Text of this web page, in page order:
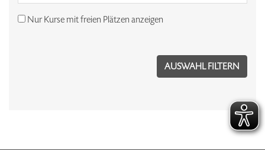
Nur Kurse mit freien Plätzen anzeigen